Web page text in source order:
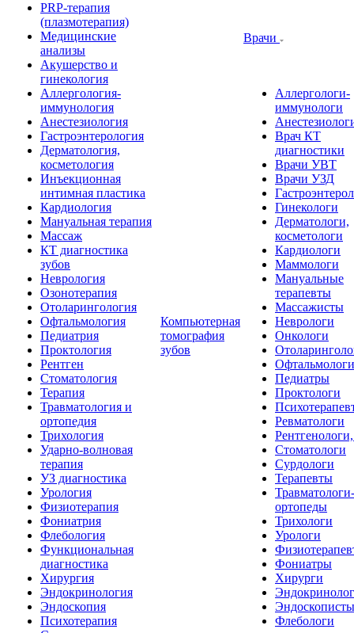
PRP-терапия
(плазмотерапия)
Медицинские
анализы
Акушерство и
гинекология
Аллергология-
иммунология
Анестезиология
Гастроэнтерология
Дерматология,
косметология
Инъекционная
интимная пластика
Кардиология
Мануальная терапия
Массаж
КТ диагностика
зубов
Неврология
Озонотерапия
Отоларингология
Офтальмология
Педиатрия
Проктология
Рентген
Стоматология
Терапия
Травматология и
ортопедия
Трихология
Ударно-волновая
терапия
УЗ диагностика
Урология
Физиотерапия
Фониатрия
Флебология
Функциональная
диагностика
Хирургия
Эндокринология
Эндоскопия
Психотерапия
Компьютерная
томография
зубов
Врачи
Аллергологи-
иммунологи
Врач КТ
диагностики
Врачи УВТ
Врачи УЗД
Гинекологи
Дерматологи,
косметологи
Кардиологи
Маммологи
Мануальные
терапевты
Массажисты
Неврологи
Онкологи
Офтальмологи
Педиатры
Проктологи
Ревматологи
Стоматологи
Сурдологи
Терапевты
Травматологи-
ортопеды
Трихологи
Урологи
Фониатры
Хирурги
Эндоскописты
Флебологи